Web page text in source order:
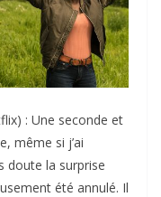
: Une seconde et
même si j’ai
doute la surprise
été annulé. Il